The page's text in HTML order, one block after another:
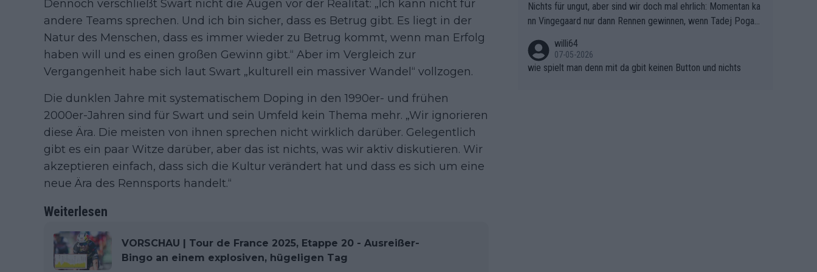
Dennoch verschließt Swart nicht die Augen vor der Realität: „Ich kann nicht für
andere Teams sprechen. Und ich bin sicher, dass es Betrug gibt. Es liegt in der
Natur des Menschen, dass es immer wieder zu Betrug kommt, wenn man Erfolg
haben will und es einen großen Gewinn gibt.“ Aber im Vergleich zur
Vergangenheit habe sich laut Swart „kulturell ein massiver Wandel“ vollzogen.
Die dunklen Jahre mit systematischem Doping in den 1990er- und frühen
2000er-Jahren sind für Swart und sein Umfeld kein Thema mehr. „Wir ignorieren
diese Ära. Die meisten von ihnen sprechen nicht wirklich darüber. Gelegentlich
gibt es ein paar Witze darüber, aber das ist nichts, was wir aktiv diskutieren. Wir
akzeptieren einfach, dass sich die Kultur verändert hat und dass es sich um eine
neue Ära des Rennsports handelt.“
Weiterlesen
VORSCHAU | Tour de France 2025, Etappe 20 - Ausreißer-
Bingo an einem explosiven, hügeligen Tag
große Finale Richtung Nizza. Niewiadoma hat psychologisch O
berwasser, aber SD Worx und Vollering müssen jetzt All-In ge
hen. (gregmann)
Nichts für ungut, aber sind wir doch mal ehrlich: Momentan ka
nn Vingegaard nur dann Rennen gewinnen, wenn Tadej Pogaca
willi64
07-05-2026
wie spielt man denn mit da gbit keinen Button und nichts